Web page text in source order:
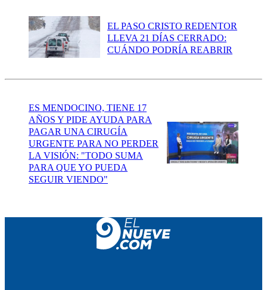
EL PASO CRISTO REDENTOR
LLEVA 21 DÍAS CERRADO:
CUÁNDO PODRÍA REABRIR
ES MENDOCINO, TIENE 17
AÑOS Y PIDE AYUDA PARA
PAGAR UNA CIRUGÍA
URGENTE PARA NO PERDER
LA VISIÓN: "TODO SUMA
PARA QUE YO PUEDA
SEGUIR VIENDO"